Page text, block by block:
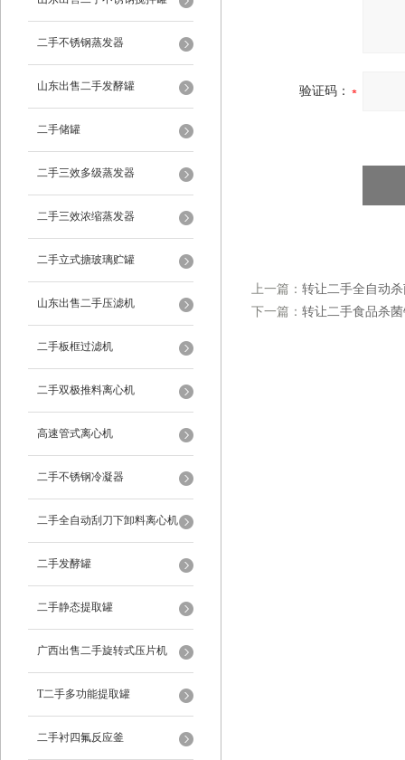
二手不锈钢蒸发器
山东出售二手发酵罐
二手储罐
二手三效多级蒸发器
二手三效浓缩蒸发器
二手立式搪玻璃贮罐
山东出售二手压滤机
二手板框过滤机
二手双极推料离心机
高速管式离心机
二手不锈钢冷凝器
二手全自动刮刀下卸料离心机
二手发酵罐
二手静态提取罐
广西出售二手旋转式压片机
T二手多功能提取罐
二手衬四氟反应釜
验证码：
上一篇： 转让二手全自动
下一篇： 转让二手食品杀